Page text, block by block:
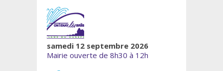
samedi 12 septembre 2026
Mairie ouverte de 8h30 à 12h